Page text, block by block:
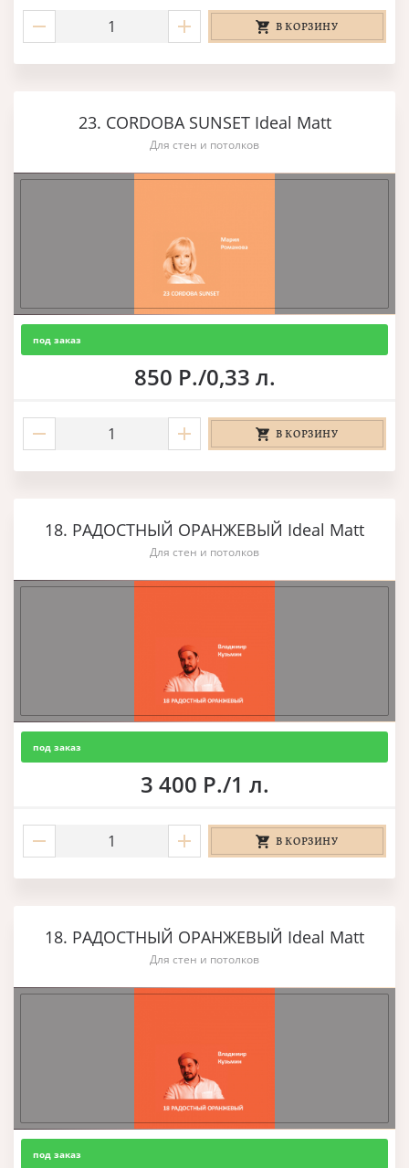
В КОРЗИНУ
23. CORDOBA SUNSET Ideal Matt
Для стен и потолков
под заказ
850 Р./0,33 л.
В КОРЗИНУ
18. РАДОСТНЫЙ ОРАНЖЕВЫЙ Ideal Matt
Для стен и потолков
под заказ
3 400 Р./1 л.
В КОРЗИНУ
18. РАДОСТНЫЙ ОРАНЖЕВЫЙ Ideal Matt
Для стен и потолков
под заказ